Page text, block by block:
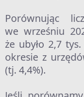
Porównując
we wrześniu
że ubyło 2,7
okresie z
(tj. 4,4%).